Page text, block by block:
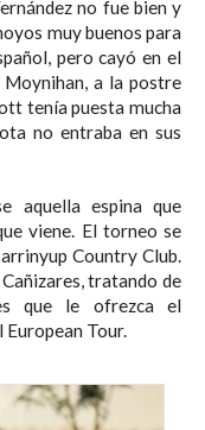
no fue bien y
muy buenos para
pero cayó en el
a la postre
tenía puesta mucha
no entraba en sus
aquella espina que
viene. El torneo se
Country Club.
tratando de
que le ofrezca el
Tour.